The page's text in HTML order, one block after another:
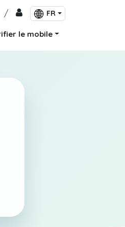
/ FR
le mobile